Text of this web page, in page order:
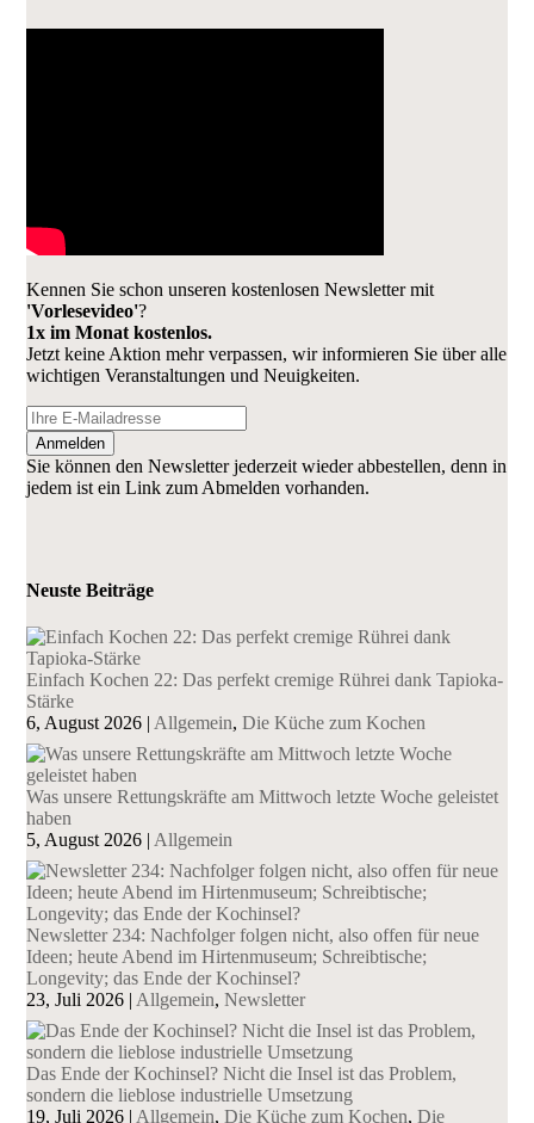
Kennen Sie schon unseren kostenlosen Newsletter mit
'Vorlesevideo'?
1x im Monat kostenlos.
Jetzt keine Aktion mehr verpassen, wir informieren Sie über alle
wichtigen Veranstaltungen und Neuigkeiten.
Anmelden
Sie können den Newsletter jederzeit wieder abbestellen, denn in
jedem ist ein Link zum Abmelden vorhanden.
Neuste Beiträge
Einfach Kochen 22: Das perfekt cremige Rührei dank Tapioka-
Stärke
6, August 2026 | Allgemein,Die Küche zum Kochen
Was unsere Rettungskräfte am Mittwoch letzte Woche geleistet
haben
5, August 2026 | Allgemein
Newsletter 234: Nachfolger folgen nicht, also offen für neue
Ideen; heute Abend im Hirtenmuseum; Schreibtische;
Longevity; das Ende der Kochinsel?
23, Juli 2026 | Allgemein,Newsletter
Das Ende der Kochinsel? Nicht die Insel ist das Problem,
sondern die lieblose industrielle Umsetzung
19, Juli 2026 | Allgemein,Die Küche zum Kochen,Die